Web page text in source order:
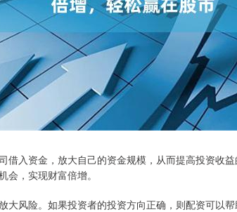
借入资金，放大自己的资金规模，从而提高投资收
会，实现财富倍增。
大风险。如果投资者的投资方向正确，则配资可以